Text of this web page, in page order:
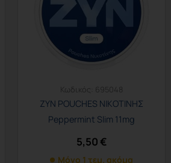
Κωδικός: 695048
ZYN POUCHES ΝΙΚΟΤΙΝΗΣ
Peppermint Slim 11mg
5,50€
Μόνο 1 τεμ. ακόμα